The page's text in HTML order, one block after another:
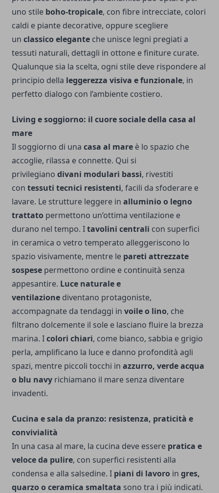
uno stile boho-tropicale, con fibre intrecciate, colori
caldi e piante decorative, oppure scegliere
un classico elegante che unisce legni pregiati a
tessuti naturali, dettagli in ottone e finiture curate.
Qualunque sia la scelta, ogni stile deve rispondere al
principio della leggerezza visiva e funzionale, in
perfetto dialogo con l’ambiente costiero.
Living e soggiorno: il cuore sociale della casa al
mare
Il soggiorno di una casa al mare è lo spazio che
accoglie, rilassa e connette. Qui si
privilegiano divani modulari bassi, rivestiti
con tessuti tecnici resistenti, facili da sfoderare e
lavare. Le strutture leggere in alluminio o legno
trattato permettono un’ottima ventilazione e
durano nel tempo. Itavolini centrali con superfici
in ceramica o vetro temperato alleggeriscono lo
spazio visivamente, mentre le pareti attrezzate
sospese permettono ordine e continuità senza
appesantire. Luce naturale e
ventilazione diventano protagoniste,
accompagnate da tendaggi in voile o lino, che
filtrano dolcemente il sole e lasciano fluire la brezza
marina. Icolori chiari, come bianco, sabbia e grigio
perla, amplificano la luce e danno profondità agli
spazi, mentre piccoli tocchi in azzurro, verde acqua
o blu navy richiamano il mare senza diventare
invadenti.
Cucina e sala da pranzo: resistenza, praticità e
convivialità
In una casa al mare, la cucina deve essere pratica e
veloce da pulire, con superfici resistenti alla
condensa e alla salsedine. I piani di lavoro in gres,
quarzo o ceramica smaltata sono tra i più indicati.